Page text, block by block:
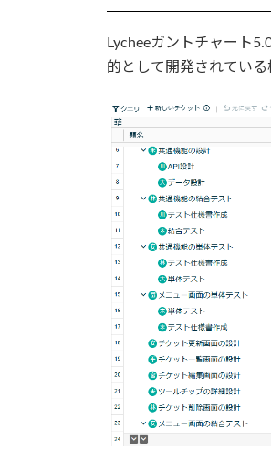
Lycheeガントチャート
的として開発されている